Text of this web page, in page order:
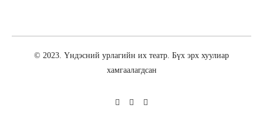
© 2023. Үндэсний урлагийн их театр. Бүх эрх хуулиар
хамгаалагдсан